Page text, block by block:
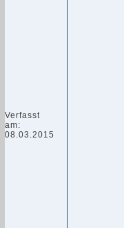
Verfasst
am:
08.03.2015